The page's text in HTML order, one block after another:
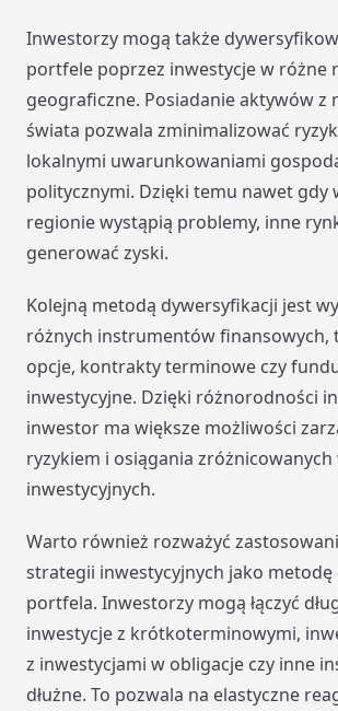
Inwestorzy mogą także
portfele poprzez inwestycje w różne
geograficzne. Posiadanie aktywów z
świata pozwala zminimalizować
lokalnymi uwarunkowaniami
politycznymi. Dzięki temu nawet gdy
regionie wystąpią problemy, inne
generować zyski.
Kolejną metodą dywersyfikacji jest
różnych instrumentów finansowych,
opcje, kontrakty terminowe czy
inwestycyjne. Dzięki różnorodności
inwestor ma większe możliwości
ryzykiem i osiągania
inwestycyjnych.
Warto również rozważyć
strategii inwestycyjnych jako
portfela. Inwestorzy mogą łączyć
inwestycje z krótkoterminowymi,
z inwestycjami w obligacje czy inne
dłużne. To pozwala na elastyczne